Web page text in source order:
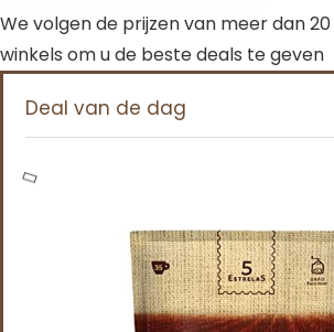
We volgen de prijzen van meer dan
winkels om u de beste deals te geven
Deal van de dag